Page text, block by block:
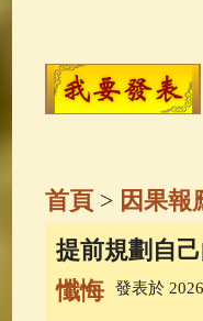
高僧故
一切
釋迦
首頁> 因果報
提前規劃自
懺悔
發表於